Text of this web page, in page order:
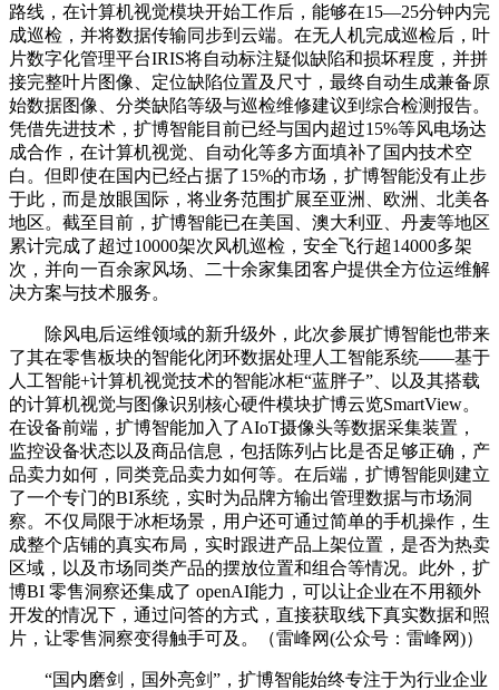
路线，在计算机视觉模块开始工作后，能够在15—25分钟内完
成巡检，并将数据传输同步到云端。在无人机完成巡检后，叶
片数字化管理平台IRIS将自动标注疑似缺陷和损坏程度，并拼
接完整叶片图像、定位缺陷位置及尺寸，最终自动生成兼备原
始数据图像、分类缺陷等级与巡检维修建议到综合检测报告。
凭借先进技术，扩博智能目前已经与国内超过15%等风电场达
成合作，在计算机视觉、自动化等多方面填补了国内技术空
白。但即使在国内已经占据了15%的市场，扩博智能没有止步
于此，而是放眼国际，将业务范围扩展至亚洲、欧洲、北美各
地区。截至目前，扩博智能已在美国、澳大利亚、丹麦等地区
累计完成了超过10000架次风机巡检，安全飞行超14000多架
次，并向一百余家风场、二十余家集团客户提供全方位运维解
决方案与技术服务。
除风电后运维领域的新升级外，此次参展扩博智能也带来
了其在零售板块的智能化闭环数据处理人工智能系统——基于
人工智能+计算机视觉技术的智能冰柜“蓝胖子”、以及其搭载
的计算机视觉与图像识别核心硬件模块扩博云览SmartView。
在设备前端，扩博智能加入了AIoT摄像头等数据采集装置，
监控设备状态以及商品信息，包括陈列占比是否足够正确，产
品卖力如何，同类竞品卖力如何等。在后端，扩博智能则建立
了一个专门的BI系统，实时为品牌方输出管理数据与市场洞
察。不仅局限于冰柜场景，用户还可通过简单的手机操作，生
成整个店铺的真实布局，实时跟进产品上架位置，是否为热卖
区域，以及市场同类产品的摆放位置和组合等情况。此外，扩
博BI 零售洞察还集成了 openAI能力，可以让企业在不用额外
开发的情况下，通过问答的方式，直接获取线下真实数据和照
片，让零售洞察变得触手可及。（雷峰网(公众号：雷峰网)）
“国内磨剑，国外亮剑”，扩博智能始终专注于为行业企业